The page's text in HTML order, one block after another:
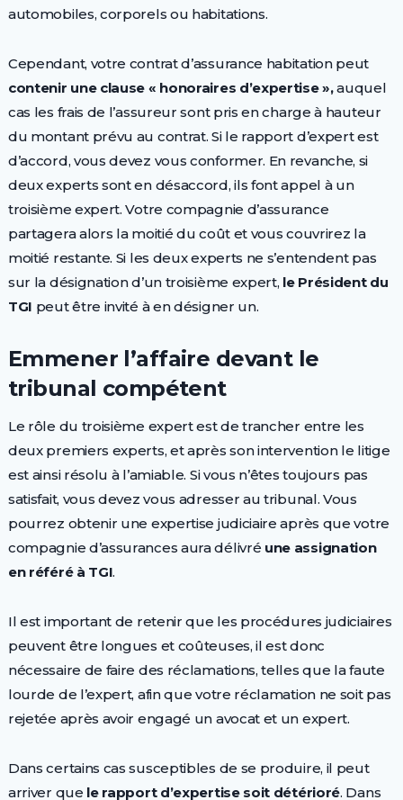
automobiles, corporels ou habitations.
Cependant, votre contrat d’assurance habitation peut
contenir une clause « honoraires d’expertise »,auquel
cas les frais de l’assureur sont pris en charge à hauteur
du montant prévu au contrat. Si le rapport d’expert est
d’accord, vous devez vous conformer. En revanche, si
deux experts sont en désaccord, ils font appel à un
troisième expert. Votre compagnie d’assurance
partagera alors la moitié du coût et vous couvrirez la
moitié restante. Si les deux experts ne s’entendent pas
sur la désignation d’un troisième expert, le Président du
TGI peut être invité à en désigner un.
Emmener l’affaire devant le
tribunal compétent
Le rôle du troisième expert est de trancher entre les
deux premiers experts, et après son intervention le litige
est ainsi résolu à l’amiable. Si vous n’êtes toujours pas
satisfait, vous devez vous adresser au tribunal. Vous
pourrez obtenir une expertise judiciaire après que votre
compagnie d’assurances aura délivré une assignation
en référé à TGI.
Il est important de retenir que les procédures judiciaires
peuvent être longues et coûteuses, il est donc
nécessaire de faire des réclamations, telles que la faute
lourde de l’expert, afin que votre réclamation ne soit pas
rejetée après avoir engagé un avocat et un expert.
Dans certains cas susceptibles de se produire, il peut
arriver que le rapport d’expertise soit détérioré. Dans